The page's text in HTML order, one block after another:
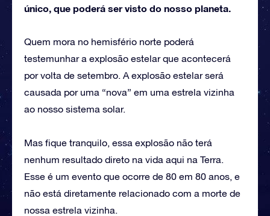
único, que poderá ser visto do nosso planeta.
Quem mora no hemisfério norte poderá
testemunhar a explosão estelar que acontecerá
por volta de setembro. A explosão estelar será
causada por uma “nova” em uma estrela vizinha
ao nosso sistema solar.
Mas fique tranquilo, essa explosão não terá
nenhum resultado direto na vida aqui na Terra.
Esse é um evento que ocorre de 80 em 80 anos, e
não está diretamente relacionado com a morte de
nossa estrela vizinha.